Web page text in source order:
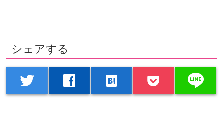
シェアする
twitter facebook hatenabookmark line